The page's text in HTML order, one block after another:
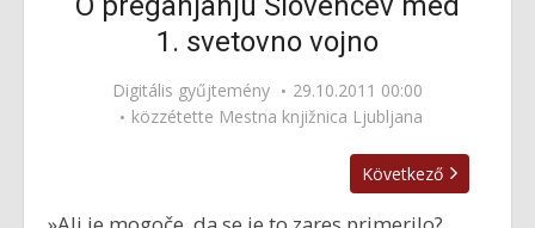
1. svetovno vojno
Digitális gyűjtemény
29.10.2011 00:00
közzétette Mestna knjižnica Ljubljana
Következő